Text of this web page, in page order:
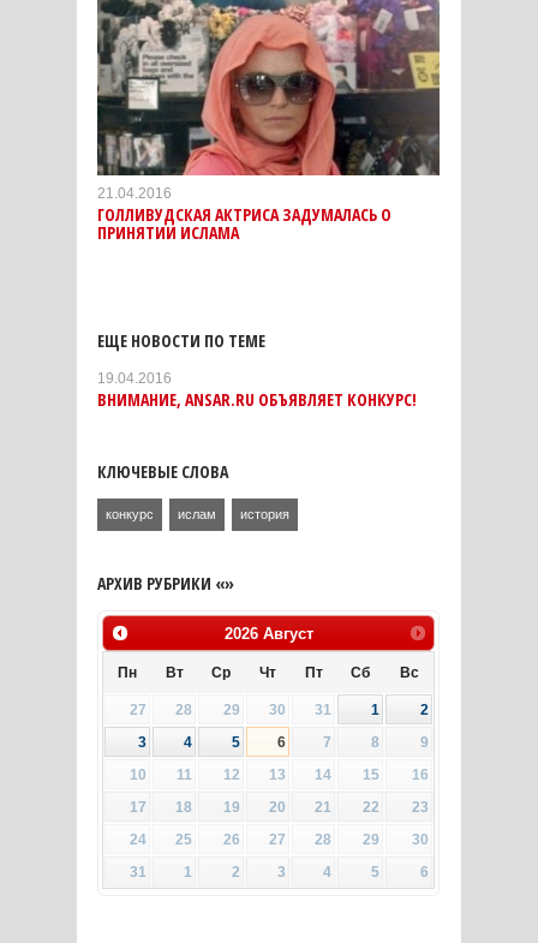
21.04.2016
ГОЛЛИВУДСКАЯ АКТРИСА ЗАДУМАЛАСЬ О
ПРИНЯТИИ ИСЛАМА
ЕЩЕ НОВОСТИ ПО ТЕМЕ
19.04.2016
ВНИМАНИЕ, ANSAR.RU ОБЪЯВЛЯЕТ КОНКУРС!
КЛЮЧЕВЫЕ СЛОВА
конкурс ислам история
АРХИВ РУБРИКИ «»
2026 Август
Пн Вт Ср Чт Пт Сб Вс
27 28 29 30 31 1
2
3
4 5 6 7 8
9
10
11 12 13 14 15
16
17
18 19 20 21 22
23
24
25 26 27 28 29
30
31
1 2 3 4 5 6